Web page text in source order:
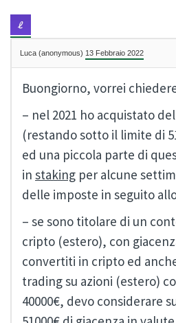
Luca (anonymous) 13 Febbraio 2022
Buongiorno, vorrei
– nel 2021 ho acquistato
(restando sotto il limite di
ed una piccola parte di
in staking per alcune
delle imposte in seguito
– se sono titolare di un
cripto (estero), con
convertiti in cripto ed
trading su azioni (estero)
40000€, devo considerare